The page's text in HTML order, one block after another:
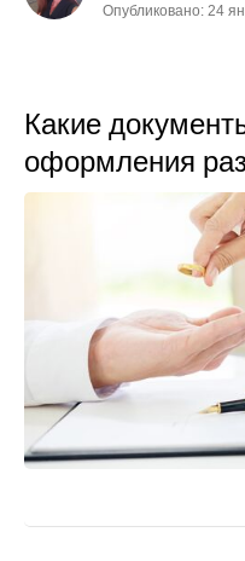
Опубликовано: 24
Какие
оформления